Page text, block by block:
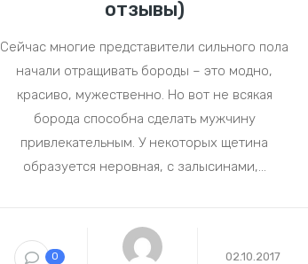
отзывы)
Сейчас многие представители сильного пола
начали отращивать бороды – это модно,
красиво, мужественно. Но вот не всякая
борода способна сделать мужчину
привлекательным. У некоторых щетина
образуется неровная, с залысинами,...
0 02.10.2017